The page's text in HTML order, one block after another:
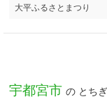
大平ふるさとまつり
宇都宮市 の とち